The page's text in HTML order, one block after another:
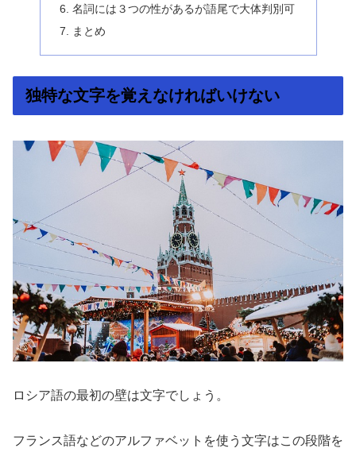
名詞には３つの性があるが語尾で大体判別可
まとめ
独特な文字を覚えなければいけない
ロシア語の最初の壁は文字でしょう。
フランス語などのアルファベットを使う文字はこの段階を